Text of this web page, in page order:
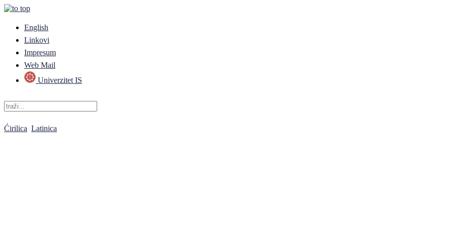
English
Linkovi
Impresum
Web Mail
Univerzitet IS
Ćirilica Latinica